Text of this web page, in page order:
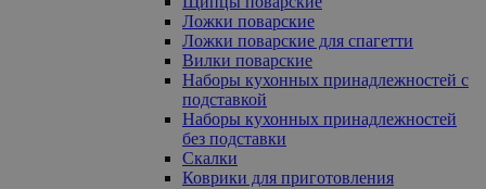
Ложки поварские
Ложки поварские для спагетти
Вилки поварские
Наборы кухонных принадлежностей с
подставкой
Наборы кухонных принадлежностей
без подставки
Скалки
Коврики для приготовления